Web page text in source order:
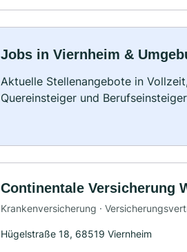
Jobs in Viernheim &
Aktuelle Stellenangebote in
Quereinsteiger und
Continentale Versicherung
Krankenversicherung ·
Hügelstraße 18, 68519 Viernheim